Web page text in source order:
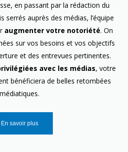
en passant par la rédaction du
serrés auprès des médias, l’équipe
augmenter votre notoriété. On
sur vos besoins et vos objectifs
et des entrevues pertinentes.
avec les médias, votre
bénéficiera de belles retombées
médiatiques.
En savoir plus